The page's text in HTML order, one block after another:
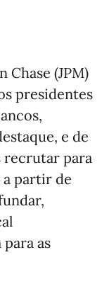
Chase (JPM)
presidentes
e de
recrutar para
a partir de
as